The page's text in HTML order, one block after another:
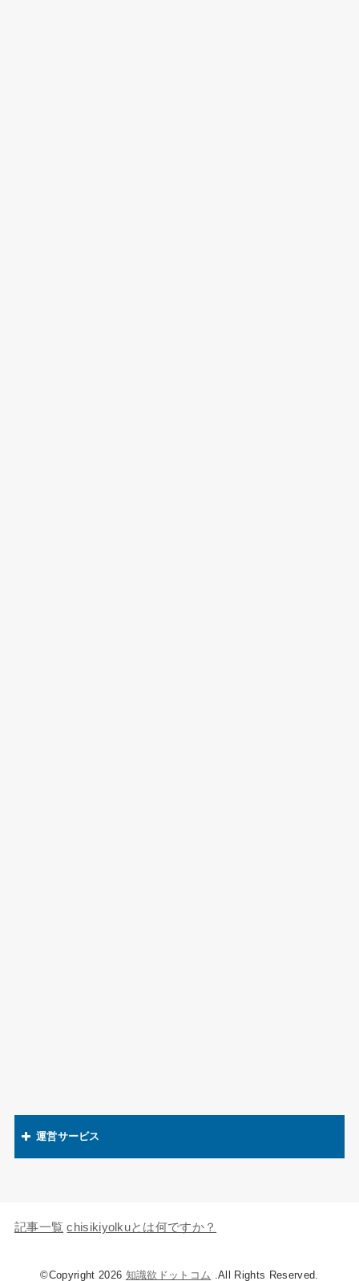
運営サービス
キャラの知識欲
記事一覧 chisikiyolkuとは何ですか？
©Copyright 2026 知識欲ドットコム .All Rights Reserved.